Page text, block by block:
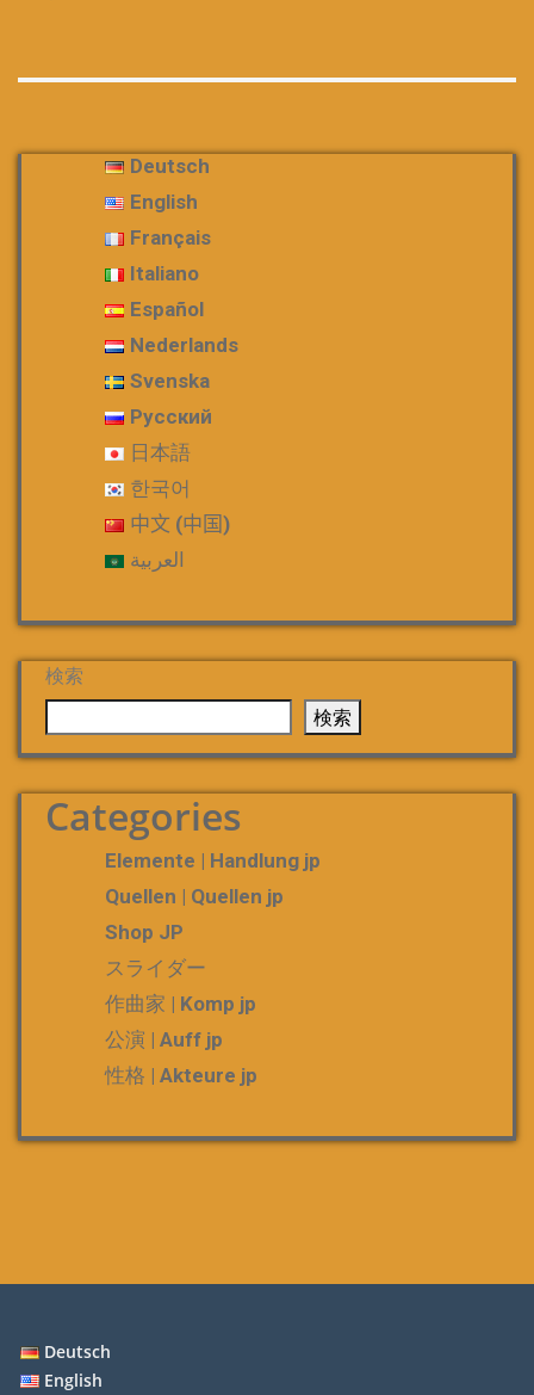
Deutsch
English
Français
Italiano
Español
Nederlands
Svenska
Русский
日本語
한국어
中文 (中国)
العربية
検索
検索
Categories
Elemente | Handlung jp
Quellen | Quellen jp
Shop JP
スライダー
作曲家 | Komp jp
公演 | Auff jp
性格 | Akteure jp
Deutsch
English